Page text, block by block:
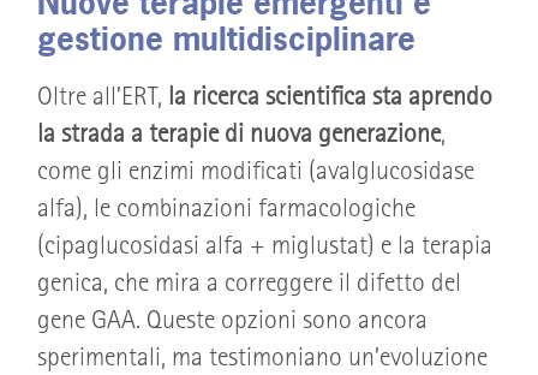
gestione multidisciplinare
Oltre all’ERT, la ricerca scientifica sta aprendo
la strada a terapie di nuova generazione,
come gli enzimi modificati (avalglucosidase
alfa), le combinazioni farmacologiche
(cipaglucosidasi alfa + miglustat) e la terapia
genica, che mira a correggere il difetto del
gene GAA. Queste opzioni sono ancora
sperimentali, ma testimoniano un’evoluzione